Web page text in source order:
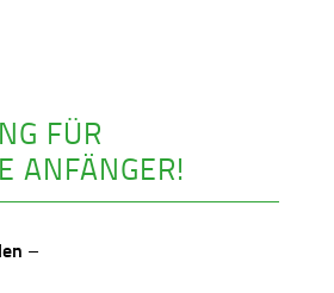
FÜR
ANFÄNGER!
–